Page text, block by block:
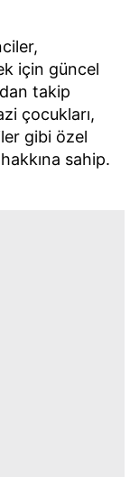
için güncel
takip
çocukları,
gibi özel
sahip.